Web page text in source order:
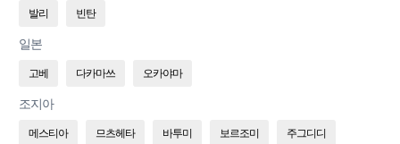
발리 빈탄
일본
고베 다카마쓰 오카야마
조지아
메스티아 므츠헤타 바투미 보르조미 주그디디